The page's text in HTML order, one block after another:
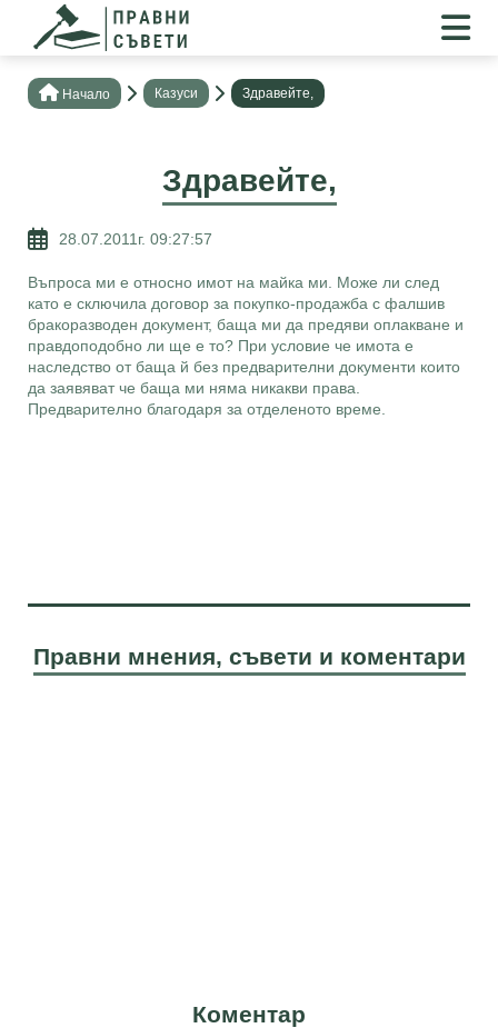
Нaчало Казуси Здравейте,
Здравейте,
28.07.2011г. 09:27:57
Въпроса ми е относно имот на майка ми. Може ли след
като е сключила договор за покупко-продажба с фалшив
бракоразводен документ, баща ми да предяви оплакване и
правдоподобно ли ще е то? При условие че имота е
наследство от баща й без предварителни документи които
да заявяват че баща ми няма никакви права.
Предварително благодаря за отделеното време.
Правни мнения, съвети и коментари
Коментар